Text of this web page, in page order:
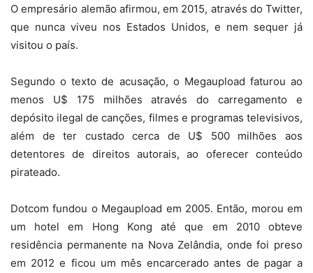
O empresário alemão afirmou, em 2015, através do Twitter,
que nunca viveu nos Estados Unidos, e nem sequer já
visitou o país.
Segundo o texto de acusação, o Megaupload faturou ao
menos U$ 175 milhões através do carregamento e
depósito ilegal de canções, filmes e programas televisivos,
além de ter custado cerca de U$ 500 milhões aos
detentores de direitos autorais, ao oferecer conteúdo
pirateado.
Dotcom fundou o Megaupload em 2005. Então, morou em
um hotel em Hong Kong até que em 2010 obteve
residência permanente na Nova Zelândia, onde foi preso
em 2012 e ficou um mês encarcerado antes de pagar a